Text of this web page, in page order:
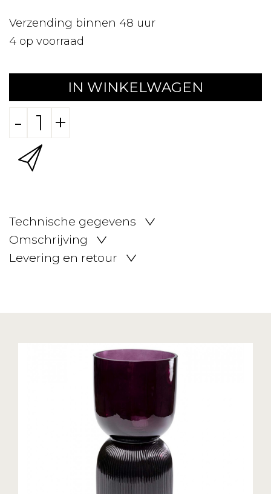
Verzending binnen 48 uur
4 op voorraad
IN WINKELWAGEN
- +
Technische gegevens
Omschrijving
Levering en retour